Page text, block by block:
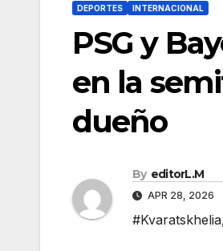
DEPORTES INTERNACIONAL
PSG y
en la
dueño
By editorL.M
APR 28, 2026
#Kvaratskhelia